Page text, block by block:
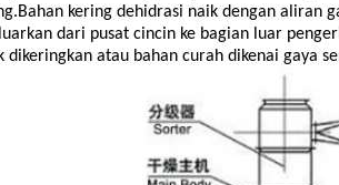
kering dehidrasi naik dengan aliran
dari pusat cincin ke bagian luar
dikeringkan atau bahan curah dikenai gaya